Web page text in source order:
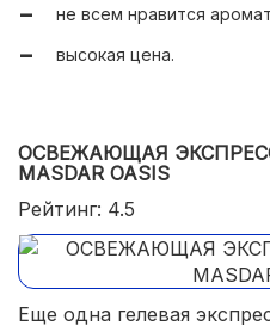
не всем нравится
высокая цена.
ОСВЕЖАЮЩАЯ
MASDAR OASIS
Рейтинг: 4.5
Еще одна гелевая